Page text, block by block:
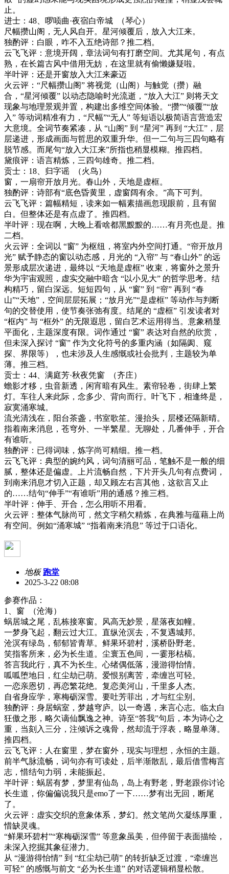
止。
进士： 48 、啰唝曲·夜宿白帝城
（琴心）
尺幅攒山阁，无人风自开。星河倾覆后，放入大江来。
独酌评：白眼，咋不入五绝诗部？推二档。
云飞飞评：意境开阔，章法词句有打磨空间。尤其尾句，有点
熟，在长篇古风中借用无妨，在这里就有偷懒嫌疑啦。
半叶评：还是开窗放入大江来豪迈
火云评： “尺幅攒山阁” 将视觉（山阁）与触觉（攒）融
合，“星河倾覆” 以动态隐喻时光流逝，“放入大江” 则将天文
现象与地理景观并置，构建出多维空间体验。“攒”“倾覆”“放
入” 等动词精准有力，“尺幅”“无人” 等短语以极简语言营造宏
大意境。全词节奏紧凑，从 “山阁” 到 “星河” 再到 “大江”，层
层递进，形成画面与哲思的双重升华。但一二句与三四句略有
脱节感。而尾句“放入大江来”所指也稍显模糊。 推四档。
黛痕评：语言精炼，三四句雄奇。推二档。
贡士： 18 、归字谣
（火鸟）
窗，一扇帘开放月光。春山外，天地是虚框。
独酌评： 诗部有“底色昏黄里，虚窗阔有余。”高下可判。
云飞飞评：篇幅精短，读来如一幅素描画忽现眼前，且有留
白。但整体还是有点虚了。推四档。
半叶评： 现在啊，大晚上看啥都黑黢黢的……有月亮也是。推
二档。
火云评： 全词以 “窗” 为枢纽，将室内外空间打通。“帘开放月
光” 赋予静态的窗以动态感，月光的 “入帘” 与 “春山外” 的远
景形成层次递进，最终以 “天地是虚框” 收束，将窗外之景升
华为宇宙观照，虚实交融中暗含 “以小见大” 的哲学思考。结
构精巧，留白深远。短短四句，从 “窗” 到 “帘” 再到 “春
山”“天地”，空间层层拓展；“放月光”“是虚框” 等动作与判断
句的交替使用，使节奏张弛有度。结尾的 “虚框” 引发读者对
“框内” 与 “框外” 的无限遐思，留白艺术运用得当。意象稍显
平面化，主题深度有限。词作通过 “窗” 表达对自然的欣赏，
但未深入探讨 “窗” 作为文化符号的多重内涵（如隔阂、窥
探、界限等），也未涉及人生感慨或社会批判，主题较为单
薄。 推三档。
贡士： 44 、满庭芳·秋夜凭窗
（齐庄）
蟾影才移，虫音新透，闲宵暗有风生。素帘轻卷，街肆上繁
灯。车往人来此际，念多少、背向而行。叶飞下，相逢终是，
寂寞涌寒城。
流光清浅在，阳台茶盏，书室歌笙。漫抬头，层楼还隔新晴。
指着南来消息，苍穹外、一半繁星。无聊处，几番伸手，开合
有谁听。
独酌评：已得词味，炼字尚可精细。推一档。
云飞飞评： 典型的婉约风，词句清丽可品，笔触不是一般的细
腻，整体还是偏虚。上片流畅自然，下片开头几句有点费词，
到南来消息才切入正题，却又顾左右言其他，这欲言又止
的……结句“伸手”“有谁听”用的通感？ 推三档。
半叶评：伸手、开合，怎么用听不用看。
火云评： 整体气脉尚可，然文字稍欠精炼，在典雅与蕴藉上尚
有空间。例如“涌寒城” “指着南来消息” 等过于口语化。
地板 跑堂
2025-3-22 08:08
参赛作品：
1
、窗
（沧海）
蜗居城之尾，乱栋接寒窗。风高无妙景，星落夜如幢。
一梦身飞起，翻云过大江。直纵沧溟去，不复遇城邦。
沧溟有绿岛，郁郁皆青草。鲜果环碧村，溪桥卧野老。
笑指客所来，必为长生道。尘寰五色间，一霎形枯槁。
答言我此行，真不为长生。心绪偶低落，漫游得怡情。
呱呱堕地日，红尘劫已萌。爱恨别离苦，牵缠岂可轻。
一恋亲恩切，再恋繁花绝。复恋美河山，千里多人杰。
自省身应学，寒梅砺深雪。要吐芳菲出，才与红尘别。
独酌评： 身居蜗室，梦越穹庐。以一奇遇，来言心志。临太白
狂傲之形，略欠谪仙飘逸之神。诗至“答我”句后，本为诗心之
重，当刻入三分，注倾诉之魂骨，然却流于浮表，略显单薄。
推四档。
云飞飞评：人在窗里，梦在窗外，现实与理想，永恒的主题。
前半气脉流畅，词句亦有可读处，后半渐散乱，最后借雪梅言
志，惜结句力弱，未能振起。
半叶评： 蜗居有梦，梦里有仙岛，岛上有野老，野老跟你讨论
长生道，你偏偏说我只是emo了一下……梦有出无回，断尾
了 。
火云评： 虚实交织的意象体系，梦幻。然文笔尚欠凝练厚重，
惜缺灵魂。
“鲜果环碧村”“寒梅砺深雪” 等意象虽美，但停留于表面描绘，
未深入挖掘其象征潜力。
从 “漫游得怡情” 到 “红尘劫已萌” 的转折缺乏过渡，“牵缠岂
可轻” 的感慨与前文 “必为长生道” 的对话逻辑稍显松散。